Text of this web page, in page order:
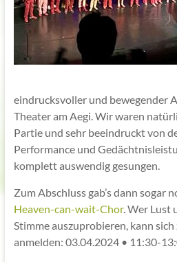
eindrucksvoller und bewegender
Theater am Aegi. Wir waren
Partie und sehr beeindruckt von
Performance und
komplett auswendig gesungen.
Zum Abschluss gab’s dann sogar
Heaven-can-wait-Chor. Wer Lust
Stimme auszuprobieren, kann sich
anmelden: 03.04.2024 • 11:30-